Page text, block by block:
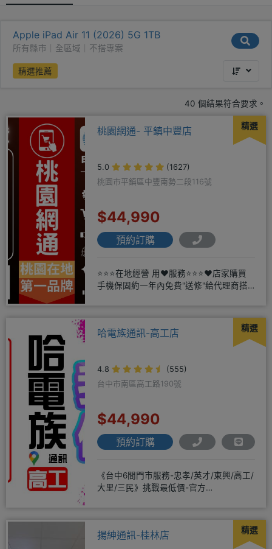
Apple iPad Air 11 (2026) 5G 1TB
所有縣市｜全區域｜不搭專案
精選推薦
40 個結果符合要求。
精選
桃園網通- 平鎮中豐店
5.0
(1627)
桃園市平鎮區中豐南勢二段116號
$44,990
預約訂購
⭐⭐⭐在地經營 用❤️服務⭐⭐⭐❤️店家購買
手機保固約一年內免費"送修"給代理商搭
精選
哈電族通訊-高工店
4.8
(555)
台中市南區高工路190號
$44,990
預約訂購
《台中6間門市服務-忠孝/英才/東興/高工/
大里/三民》挑戰最低價-官方
精選
揚紳通訊-桂林店